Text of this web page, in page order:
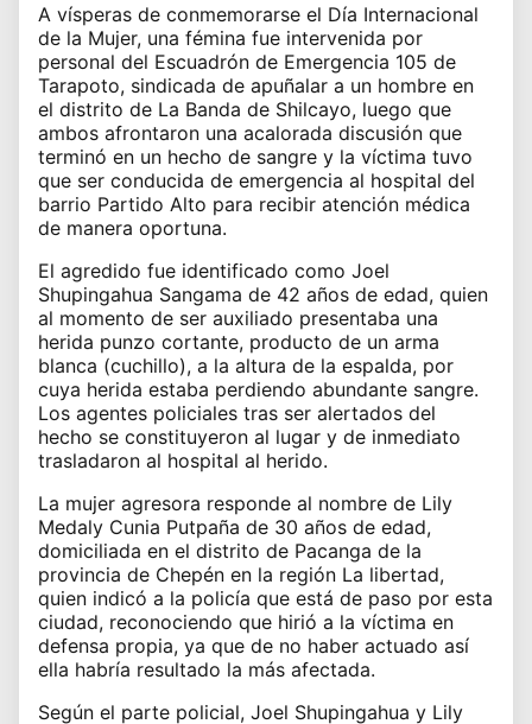
A vísperas de conmemorarse el Día Internacional
de la Mujer, una fémina fue intervenida por
personal del Escuadrón de Emergencia 105 de
Tarapoto, sindicada de apuñalar a un hombre en
el distrito de La Banda de Shilcayo, luego que
ambos afrontaron una acalorada discusión que
terminó en un hecho de sangre y la víctima tuvo
que ser conducida de emergencia al hospital del
barrio Partido Alto para recibir atención médica
de manera oportuna.
El agredido fue identificado como Joel
Shupingahua Sangama de 42 años de edad, quien
al momento de ser auxiliado presentaba una
herida punzo cortante, producto de un arma
blanca (cuchillo), a la altura de la espalda, por
cuya herida estaba perdiendo abundante sangre.
Los agentes policiales tras ser alertados del
hecho se constituyeron al lugar y de inmediato
trasladaron al hospital al herido.
La mujer agresora responde al nombre de Lily
Medaly Cunia Putpaña de 30 años de edad,
domiciliada en el distrito de Pacanga de la
provincia de Chepén en la región La libertad,
quien indicó a la policía que está de paso por esta
ciudad, reconociendo que hirió a la víctima en
defensa propia, ya que de no haber actuado así
ella habría resultado la más afectada.
Según el parte policial, Joel Shupingahua y Lily